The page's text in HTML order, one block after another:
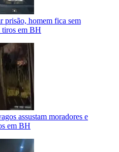
prisão, homem fica sem
tiros em BH
assustam moradores e
em BH